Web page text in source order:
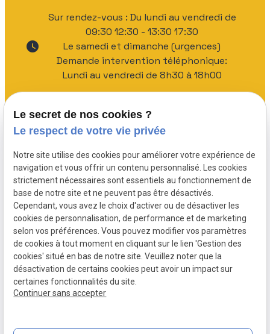
watch_later
Sur rendez-vous : Du lundi au vendredi de
09:30 12:30 - 13:30 17:30
Le samedi et dimanche (urgences)
Demande intervention téléphonique:
Lundi au vendredi de 8h30 à 18h00
Mentions légales
Politique de
confidentialité
Gestion
des
Plan du
site
Siret:
89295807500012
Le secret de nos cookies ?
Le respect de votre vie privée
Notre site utilise des cookies pour améliorer votre expérience de
navigation et vous offrir un contenu personnalisé. Les cookies
strictement nécessaires sont essentiels au fonctionnement de
base de notre site et ne peuvent pas être désactivés.
Cependant, vous avez le choix d'activer ou de désactiver les
cookies de personnalisation, de performance et de marketing
selon vos préférences. Vous pouvez modifier vos paramètres
de cookies à tout moment en cliquant sur le lien 'Gestion des
cookies' situé en bas de notre site. Veuillez noter que la
désactivation de certains cookies peut avoir un impact sur
certaines fonctionnalités du site.
Continuer sans accepter